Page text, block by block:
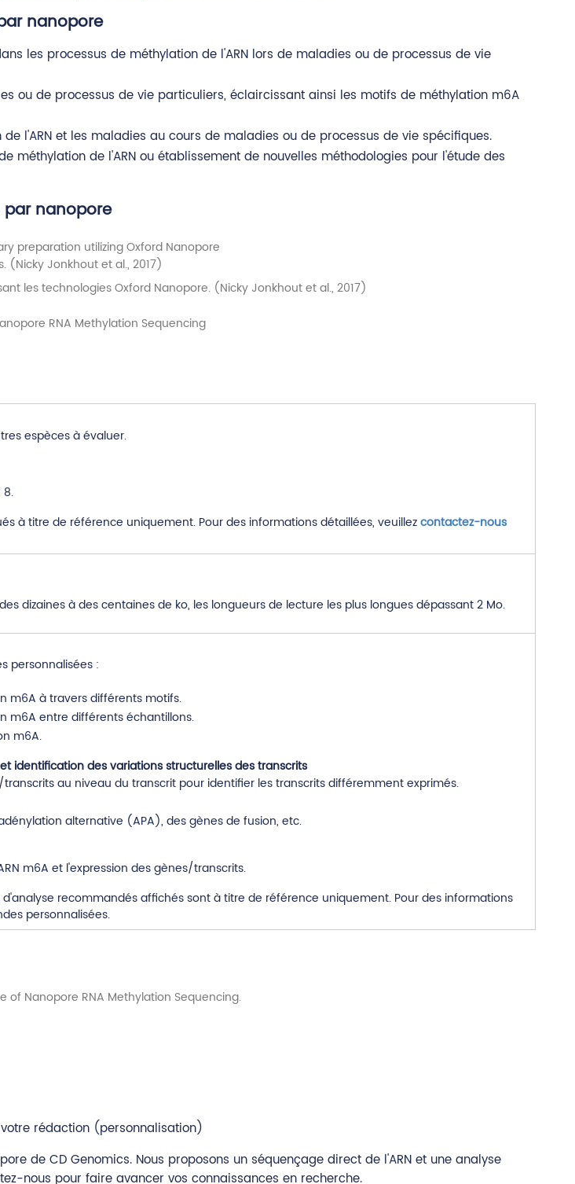
nanopore
les processus de méthylation de l'ARN lors de maladies ou de processus de vie
ou de processus de vie particuliers, éclaircissant ainsi les motifs de méthylation m6A
l'ARN et les maladies au cours de maladies ou de processus de vie spécifiques.
de l'ARN ou établissement de nouvelles méthodologies pour l'étude des
par nanopore
les technologies Oxford Nanopore. (Nicky Jonkhout et al., 2017)
espèces à évaluer.
8.
à titre de référence uniquement. Pour des informations détaillées, veuillezcontactez-nous
dizaines à des centaines de ko, les longueurs de lecture les plus longues dépassant 2 Mo.
personnalisées :
m6A à travers différents motifs.
m6A entre différents échantillons.
m6A.
identification des variations structurelles des transcrits
au niveau du transcrit pour identifier les transcrits différemment exprimés.
alternative (APA), des gènes de fusion, etc.
m6A et l'expression des gènes/transcrits.
recommandés affichés sont à titre de référence uniquement. Pour des informations
personnalisées.
rédaction (personnalisation)
de CD Genomics. Nous proposons un séquençage direct de l'ARN et une analyse
nous pour faire avancer vos connaissances en recherche.